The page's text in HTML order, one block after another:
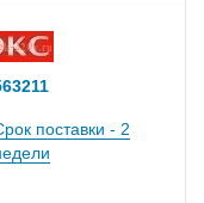
поставки - 2